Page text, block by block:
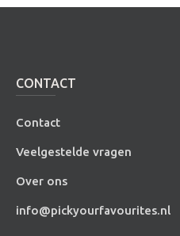
CONTACT
Contact
Veelgestelde vragen
Over ons
info@pickyourfavourites.nl